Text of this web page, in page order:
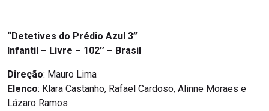
“Detetives do Prédio Azul 3”
Infantil – Livre – 102’’ – Brasil
Direção: Mauro Lima
Elenco: Klara Castanho, Rafael Cardoso, Alinne Moraes e
Lázaro Ramos